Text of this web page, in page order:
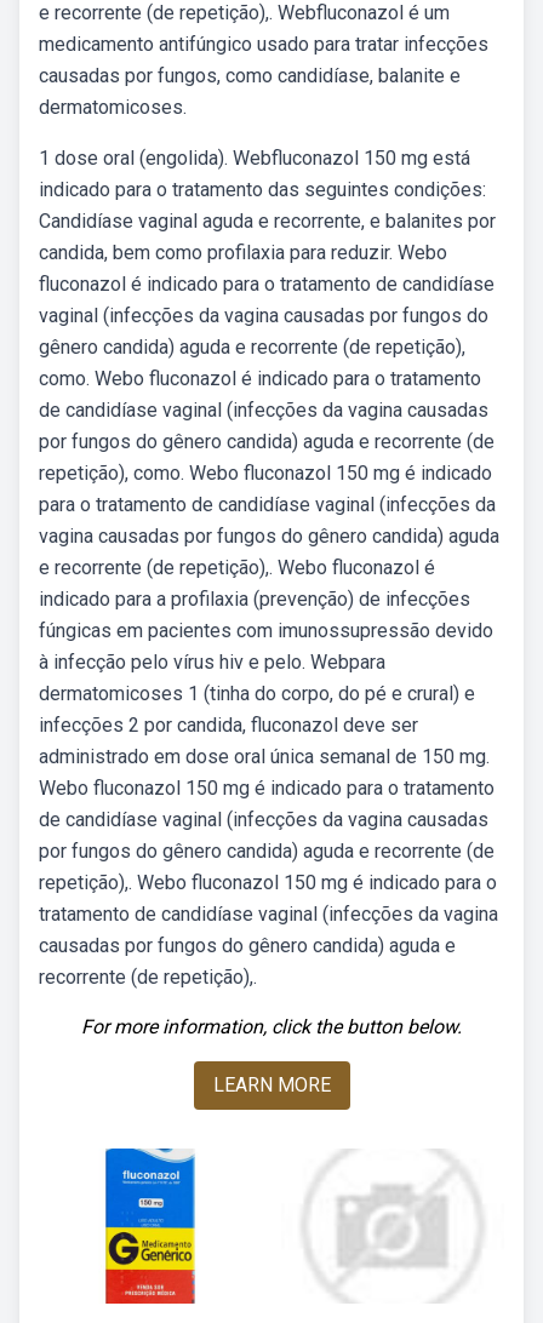
e recorrente (de repetição),. Webfluconazol é um
medicamento antifúngico usado para tratar infecções
causadas por fungos, como candidíase, balanite e
dermatomicoses.
1 dose oral (engolida). Webfluconazol 150 mg está
indicado para o tratamento das seguintes condições:
Candidíase vaginal aguda e recorrente, e balanites por
candida, bem como profilaxia para reduzir. Webo
fluconazol é indicado para o tratamento de candidíase
vaginal (infecções da vagina causadas por fungos do
gênero candida) aguda e recorrente (de repetição),
como. Webo fluconazol é indicado para o tratamento
de candidíase vaginal (infecções da vagina causadas
por fungos do gênero candida) aguda e recorrente (de
repetição), como. Webo fluconazol 150 mg é indicado
para o tratamento de candidíase vaginal (infecções da
vagina causadas por fungos do gênero candida) aguda
e recorrente (de repetição),. Webo fluconazol é
indicado para a profilaxia (prevenção) de infecções
fúngicas em pacientes com imunossupressão devido
à infecção pelo vírus hiv e pelo. Webpara
dermatomicoses 1 (tinha do corpo, do pé e crural) e
infecções 2 por candida, fluconazol deve ser
administrado em dose oral única semanal de 150 mg.
Webo fluconazol 150 mg é indicado para o tratamento
de candidíase vaginal (infecções da vagina causadas
por fungos do gênero candida) aguda e recorrente (de
repetição),. Webo fluconazol 150 mg é indicado para o
tratamento de candidíase vaginal (infecções da vagina
causadas por fungos do gênero candida) aguda e
recorrente (de repetição),.
For more information, click the button below.
LEARN MORE